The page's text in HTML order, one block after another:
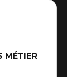
MÉTIER